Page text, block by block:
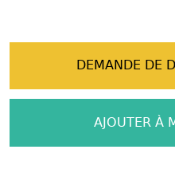
DEMANDE DE
AJOUTER À